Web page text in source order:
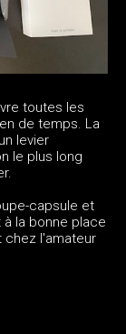
toutes les
de temps. La
levier
le plus long
capsule et
la bonne place
chez l'amateur